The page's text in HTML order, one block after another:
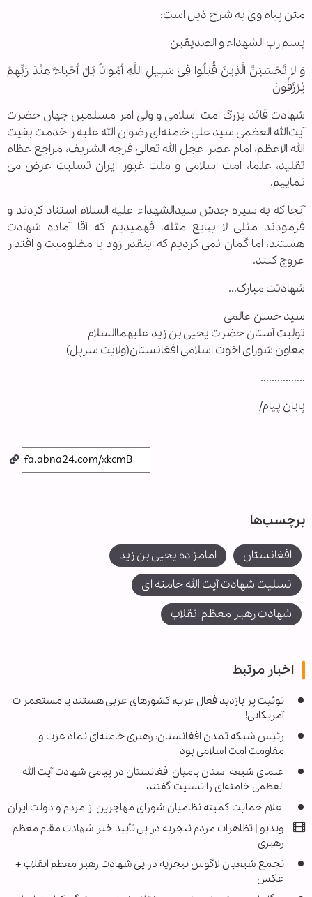
متن پیام وی به شرح ذیل است:
بسم رب الشهداء و الصدیقین
وَ لا تَحْسَبَنَّ الَّذِینَ قُتِلُوا فِی سَبِیلِ اللَّهِ أَمْواتاً بَلْ أَحْیاءٌ عِنْدَ رَبِّهِمْ
یُرْزَقُونَ
شهادت قائد بزرگ امت اسلامی و ولی امر مسلمین جهان حضرت
آیت‌الله العظمی سید علی خامنه‌ای رضوان الله علیه را خدمت بقیت
الله الاعظم، امام عصر عجل الله تعالی فرجه الشریف، مراجع عظام
تقلید، علما، امت اسلامی و ملت غیور ایران تسلیت عرض می
نماییم.
آنجا که به سیره جدش سیدالشهداء علیه السلام استناد کردند و
فرمودند مثلی لا یبایع مثله، فهمیدیم که آقا آماده شهادت
هستند، اما گمان نمی کردیم که اینقدر زود با مظلومیت و اقتدار
عروج کنند.
شهادتت مبارک...
سید حسن عالمی
تولیت آستان حضرت یحیی بن زید علیهماالسلام
معاون شورای اخوت اسلامی افغانستان(ولایت سرپل)
................
پایان پیام/
برچسب‌ها
افغانستان
امامزاده یحیی بن زید
تسلیت شهادت آیت الله خامنه ای
شهادت رهبر معظم انقلاب
اخبار مرتبط
توئیت پر بازدید فعال عرب: کشورهای عربی هستند یا مستعمرات
آمریکایی!
رئیس شبکه تمدن افغانستان: رهبری خامنه‌ای نماد عزت و
مقاومت امت اسلامی بود
علمای شیعه استان بامیان افغانستان در پیامی شهادت آیت الله
العظمی خامنه‌ای را تسلیت گفتند
اعلام حمایت کمیته نظامیان شورای مهاجرین از مردم و دولت ایران
ویدیو | تظاهرات مردم نیجریه در پی تأیید خبر شهادت مقام معظم
رهبری
تجمع شیعیان لاگوس نیجریه در پی شهادت رهبر معظم انقلاب +
عکس